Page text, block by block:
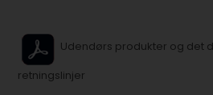
Udendørs produkter og det
retningslinjer